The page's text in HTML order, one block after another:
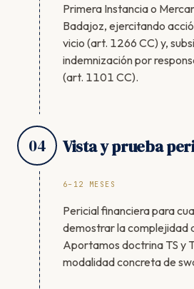
Primera Instancia o
Badajoz, ejercitando
vicio (art. 1266 CC) y,
indemnización por
(art. 1101 CC).
04 Vista y prueba
6–12 MESES
Pericial financiera para
demostrar la complejidad
Aportamos doctrina TS y
modalidad concreta de